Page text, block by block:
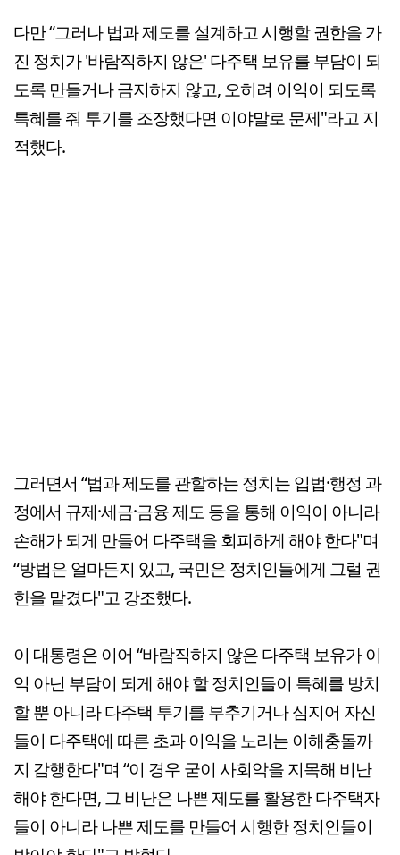
다만 “그러나 법과 제도를 설계하고 시행할 권한을 가
진 정치가 '바람직하지 않은' 다주택 보유를 부담이 되
도록 만들거나 금지하지 않고, 오히려 이익이 되도록
특혜를 줘 투기를 조장했다면 이야말로 문제"라고 지
적했다.
그러면서 “법과 제도를 관할하는 정치는 입법·행정 과
정에서 규제·세금·금융 제도 등을 통해 이익이 아니라
손해가 되게 만들어 다주택을 회피하게 해야 한다"며
“방법은 얼마든지 있고, 국민은 정치인들에게 그럴 권
한을 맡겼다"고 강조했다.
이 대통령은 이어 “바람직하지 않은 다주택 보유가 이
익 아닌 부담이 되게 해야 할 정치인들이 특혜를 방치
할 뿐 아니라 다주택 투기를 부추기거나 심지어 자신
들이 다주택에 따른 초과 이익을 노리는 이해충돌까
지 감행한다"며 “이 경우 굳이 사회악을 지목해 비난
해야 한다면, 그 비난은 나쁜 제도를 활용한 다주택자
들이 아니라 나쁜 제도를 만들어 시행한 정치인들이